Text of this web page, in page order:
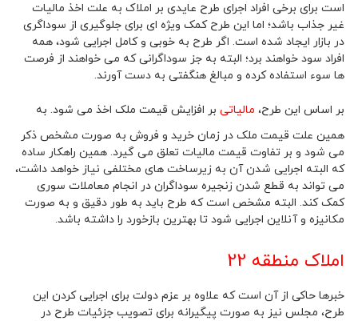
است برای برخی افراد اجرای طرح عایدی بر املاک به علت اخذ مالیات
غیر جذاب باشد؛ اما این طرح کمک ویژه ای برای جلوگیری از سوداگری
در بازار ایجاد شده است. اگر طرح به خوبی و کامل اجرایی شود، همه
افراد سود خواهند برد؛ البته به جز سوداگرانی که می خواهند از فرصت
ها سوء استفاده کرده و مبالغ هنگفتی به دست آورند.
بر اساس این طرح،مالیاتیبر افزایش قیمت ملک اخذ می شود. به
همین علت قیمت ملک در زمان خرید و فروش به صورت مشخص ذکر
می شود و بر تفاوت قیمت مالیات تعلق می گیرد. همین راهکار ساده
که البته اجرایی شدن آن به زیرساخت های مختلفی نیاز خواهد داشت،
می تواند به قطع شدن زنجیره سوداگران در انجام معاملات سوری
کمک کند. البته مشخص است که طرح باید به طور دقیق و به صورت
مکانیزه و آنلاین اجرایی شود تا بهترین بازخورد را داشته باشد.
املاک منطقه 22
خبرها حاکی از آن است که علاوه بر عزم دولت برای اجرایی کردن این
طرح، مجلس نیز به صورت پیگیرانه برای تصویب جزئیات طرح در